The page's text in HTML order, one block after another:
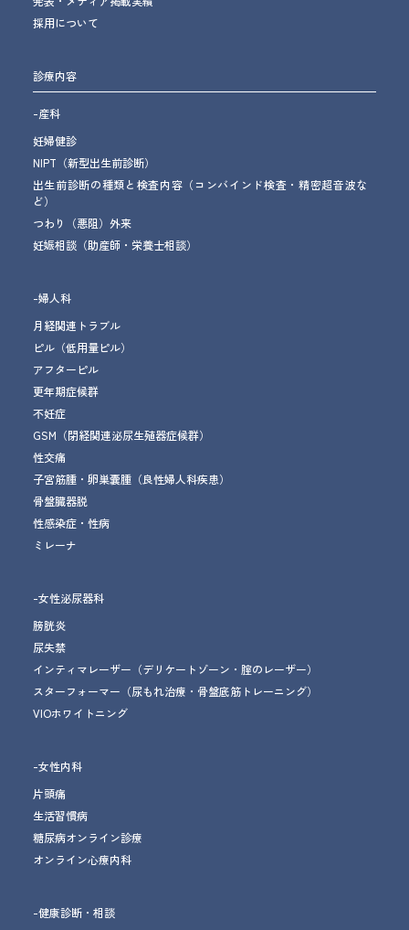
採用について
診療内容
-産科
妊婦健診
NIPT（新型出生前診断）
出生前診断の種類と検査内容（コンバインド検査・精密超音波な
ど）
つわり（悪阻）外来
妊娠相談（助産師・栄養士相談）
-婦人科
月経関連トラブル
ピル（低用量ピル）
アフターピル
更年期症候群
不妊症
GSM （閉経関連泌尿生殖器症候群）
性交痛
子宮筋腫・卵巣嚢腫（良性婦人科疾患）
骨盤臓器脱
性感染症・性病
ミレーナ
-女性泌尿器科
膀胱炎
尿失禁
インティマレーザー （デリケートゾーン・腟のレーザー）
スターフォーマー （尿もれ治療 ・骨盤底筋トレーニング）
VIOホワイトニング
-女性内科
片頭痛
生活習慣病
糖尿病オンライン診療
オンライン心療内科
-健康診断・相談